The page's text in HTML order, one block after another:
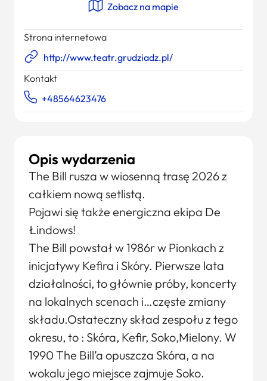
Opis wydarzenia
The Bill rusza w wiosenną trasę 2026 z
całkiem nową setlistą.
Pojawi się także energiczna ekipa De
Łindows!
The Bill powstał w 1986r w Pionkach z
inicjatywy Kefira i Skóry. Pierwsze lata
działalności, to głównie próby, koncerty
na lokalnych scenach i…częste zmiany
składu.Ostateczny skład zespołu z tego
okresu, to : Skóra, Kefir, Soko,Mielony. W
1990 The Bill’a opuszcza Skóra, a na
wokalu jego miejsce zajmuje Soko.
Zobacz na mapie
Strona internetowa
http://www.teatr.grudziadz.pl/
Kontakt
+48564623476